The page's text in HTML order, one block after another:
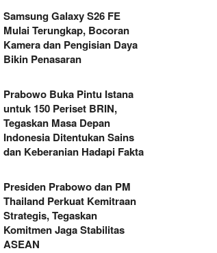
Samsung Galaxy S26 FE
Mulai Terungkap, Bocoran
Kamera dan Pengisian Daya
Bikin Penasaran
Prabowo Buka Pintu Istana
untuk 150 Periset BRIN,
Tegaskan Masa Depan
Indonesia Ditentukan Sains
dan Keberanian Hadapi Fakta
Presiden Prabowo dan PM
Thailand Perkuat Kemitraan
Strategis, Tegaskan
Komitmen Jaga Stabilitas
ASEAN